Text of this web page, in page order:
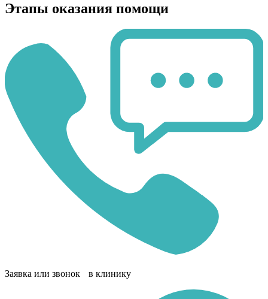
Этапы оказания помощи
Заявка или звонок в клинику